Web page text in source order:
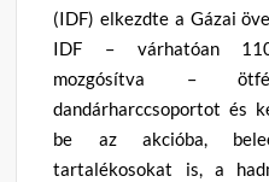
(IDF) elkezdte a Gázai
IDF – várhatóan
mozgósítva –
dandárharccsoportot és
be az akcióba,
tartalékosokat is, a